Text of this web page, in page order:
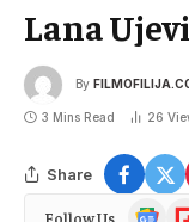
Lana
By
3 Mins Read 26
Share
Follow Us
Google